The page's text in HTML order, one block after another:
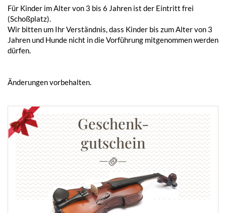
Für Kinder im Alter von 3 bis 6 Jahren ist der Eintritt frei
(Schoßplatz).
Wir bitten um Ihr Verständnis, dass Kinder bis zum Alter von 3
Jahren und Hunde nicht in die Vorführung mitgenommen werden
dürfen.
Änderungen vorbehalten.
Geschenk-
gutschein